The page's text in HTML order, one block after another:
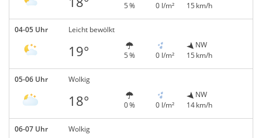
5 % 0 l/m²
15 km/h
04-05 Uhr Leicht bewölkt
19° 5 % 0 l/m²
NW
15 km/h
05-06 Uhr Wolkig
18° 0 % 0 l/m²
NW
14 km/h
06-07 Uhr Wolkig